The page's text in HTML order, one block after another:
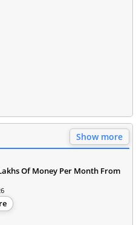
Show more
Of Money Per Month From